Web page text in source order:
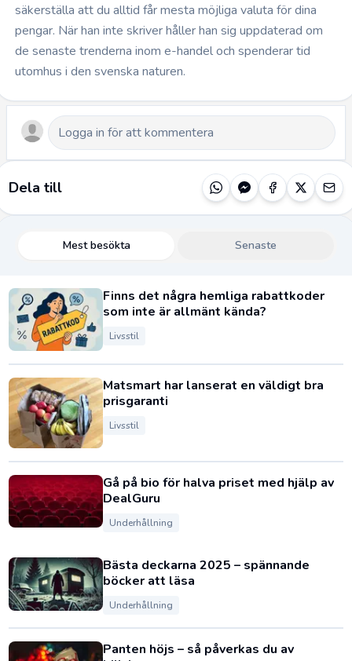
säkerställa att du alltid får mesta möjliga valuta för dina
pengar. När han inte skriver håller han sig uppdaterad om
de senaste trenderna inom e-handel och spenderar tid
utomhus i den svenska naturen.
Dela till
Mest besökta Senaste
Finns det några hemliga rabattkoder
som inte är allmänt kända?
Livsstil
Matsmart har lanserat en väldigt bra
prisgaranti
Livsstil
Gå på bio för halva priset med hjälp av
DealGuru
Underhållning
Bästa deckarna 2025 – spännande
böcker att läsa
Underhållning
Panten höjs – så påverkas du av